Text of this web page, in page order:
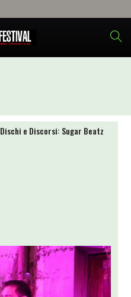
Dischi e Discorsi: Sugar Beatz